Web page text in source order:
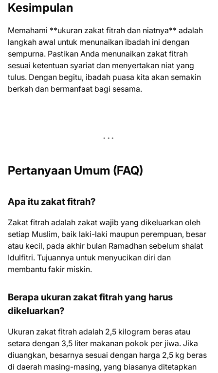
Kesimpulan
Memahami **ukuran zakat fitrah dan niatnya** adalah
langkah awal untuk menunaikan ibadah ini dengan
sempurna. Pastikan Anda menunaikan zakat fitrah
sesuai ketentuan syariat dan menyertakan niat yang
tulus. Dengan begitu, ibadah puasa kita akan semakin
berkah dan bermanfaat bagi sesama.
Pertanyaan Umum (FAQ)
Apa itu zakat fitrah?
Zakat fitrah adalah zakat wajib yang dikeluarkan oleh
setiap Muslim, baik laki-laki maupun perempuan, besar
atau kecil, pada akhir bulan Ramadhan sebelum shalat
Idulfitri. Tujuannya untuk menyucikan diri dan
membantu fakir miskin.
Berapa ukuran zakat fitrah yang harus
dikeluarkan?
Ukuran zakat fitrah adalah 2,5 kilogram beras atau
setara dengan 3,5 liter makanan pokok per jiwa. Jika
diuangkan, besarnya sesuai dengan harga 2,5 kg beras
di daerah masing-masing, yang biasanya ditetapkan